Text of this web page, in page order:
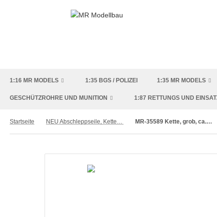
1:16 MR MODELS 1:35 BGS / POLIZEI 1:35 MR MODELS
GESCHÜTZROHRE UND MUNITION 1:87 RETTUNGS UND
Startseite NEU Abschleppseile, Ketten und Draht MR-35589 Kette, grob, ca. 400mm, mit Ösen und Haken (ersetzt MR-50025)